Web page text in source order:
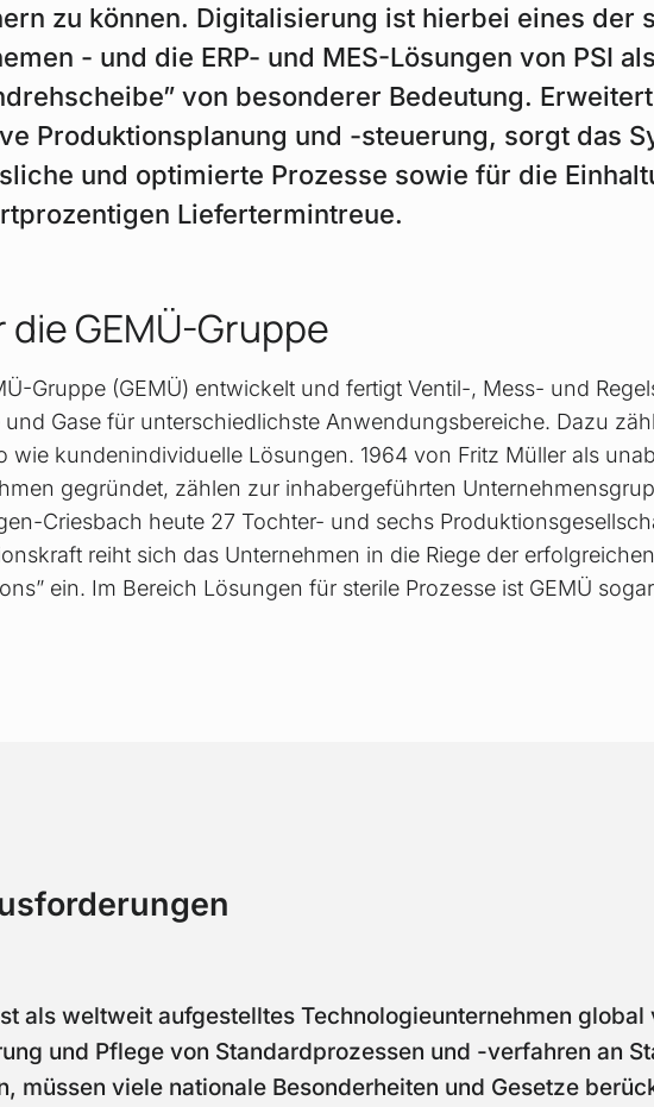
zu können. Digitalisierung ist hierbei eines der
- und die ERP- und MES-Lösungen von PSI
von besonderer Bedeutung.
Produktionsplanung und -steuerung, sorgt das
und optimierte Prozesse sowie für die
Liefertermintreue.
die GEMÜ-Gruppe
Gruppe (GEMÜ) entwickelt und fertigt Ventil-, Mess- und
und Gase für unterschiedlichste Anwendungsbereiche. Dazu
wie kundenindividuelle Lösungen. 1964 von Fritz Müller als
gegründet, zählen zur inhabergeführten
Criesbach heute 27 Tochter- und sechs
reiht sich das Unternehmen in die Riege der
ein. Im Bereich Lösungen für sterile Prozesse ist GEMÜ
als weltweit aufgestelltes Technologieunternehmen global
und Pflege von Standardprozessen und -verfahren an
müssen viele nationale Besonderheiten und Gesetze